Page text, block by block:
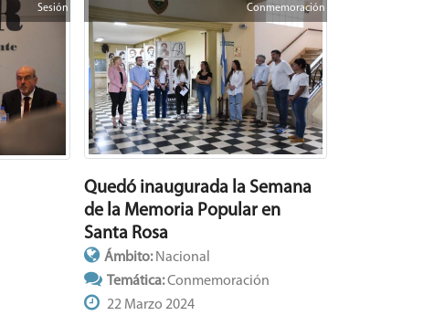
Sesión Conmemoración
Quedó inaugurada la Semana
de la Memoria Popular en
Santa Rosa
Ámbito:Nacional
Temática:Conmemoración
22 Marzo 2024